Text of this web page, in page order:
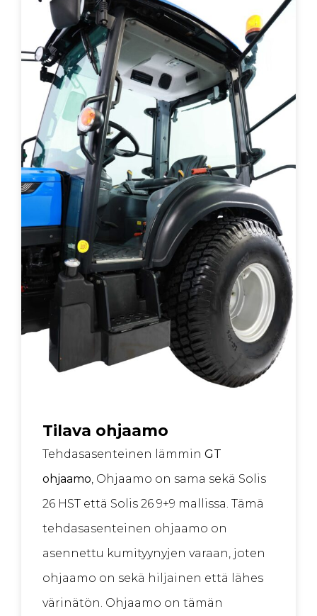
Tilava ohjaamo
Tehdasasenteinen lämmin GT
ohjaamo, Ohjaamo on sama sekä Solis
26 HST että Solis 26 9+9 mallissa. Tämä
tehdasasenteinen ohjaamo on
asennettu kumityynyjen varaan, joten
ohjaamo on sekä hiljainen että lähes
värinätön. Ohjaamo on tämän